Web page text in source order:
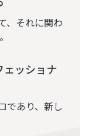
、それに関わ
ェッショナ
であり、新し